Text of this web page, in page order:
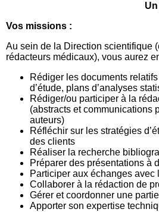
Vos missions :
Au sein de la Direction scientifique
rédacteurs médicaux), vous aurez
Rédiger les documents
d’étude, plans d’analyses
Rédiger/ou participer à la
(abstracts et communications
auteurs)
Réfléchir sur les stratégies
des clients
Réaliser la recherche
Préparer des présentations à
Participer aux échanges
Collaborer à la rédaction de
Gérer et coordonner une
Apporter son expertise